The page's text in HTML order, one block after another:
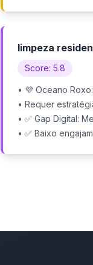
limpeza
Score: 5.8
• 💜 Oceano
• Requer
• ✅ Gap Digital:
• ✅ Baixo